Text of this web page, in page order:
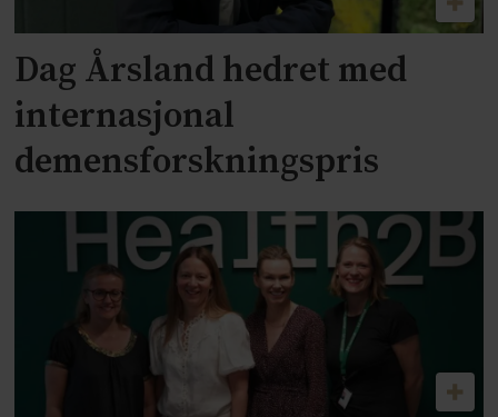
Dag Årsland hedret med
internasjonal
demensforskningspris